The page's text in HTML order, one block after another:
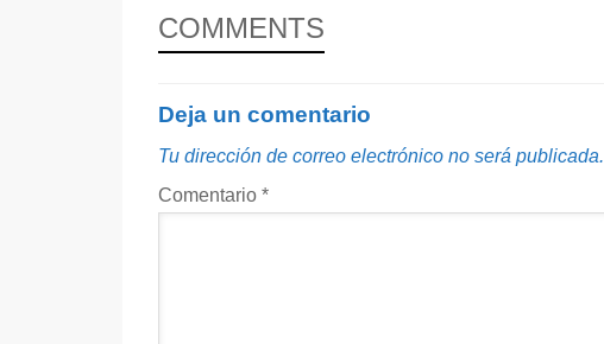
COMMENTS
Deja un comentario
Tu dirección de correo electrónico no será publicada.
Comentario *